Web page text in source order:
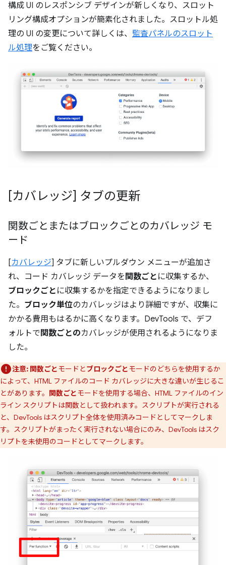
構成 UI のレスポンシブ デザインが新しくなり、スロット
リング構成オプションが簡素化されました。スロットル処
理の UI の変更について詳しくは、 監査パネルのスロット
ル処理をご覧ください。
[カバレッジ] タブの更新
関数ごとまたはブロックごとのカバレッジ モ
ード
[カバレッジ] タブに新しいプルダウン メニューが追加さ
れ、コード カバレッジ データを 関数ごと に収集するか、
ブロックごと に収集するかを指定できるようになりまし
た。 ブロック単位のカバレッジはより詳細ですが、収集に
かかる費用もはるかに高くなります。DevTools で、デフ
ォルトで 関数ごとのカバレッジが使用されるようになりま
した。
注意: 関数ごとモードとブロックごとモードのどちらを使用するか
によって、HTML ファイルのコード カバレッジに大きな違いが生じるこ
とがあります。 関数ごとモードを使用する場合、HTML ファイルのイン
ライン スクリプトは関数として扱われます。スクリプトが実行される
と、DevTools はスクリプト全体を使用済みコードとしてマークしま
す。スクリプトがまったく実行されない場合にのみ、DevTools はスク
リプトを未使用のコードとしてマークします。